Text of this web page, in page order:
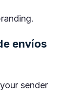
envíos
sender